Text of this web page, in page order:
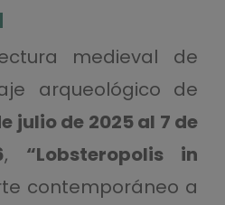
medieval de
arqueológico de
julio de 2025 al 7 de
, “Lobsteropolis in
contemporáneo a